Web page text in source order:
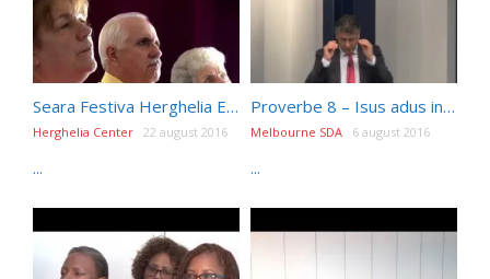
Seara Festiva Herghelia Editia175
Herghelia Center 22 august 2016
...
Proverbe 8 – Isus adus inainte – Dr. Emanoil Geaboc (06/08/16)
Melbourne SDA 6 august 2016
...